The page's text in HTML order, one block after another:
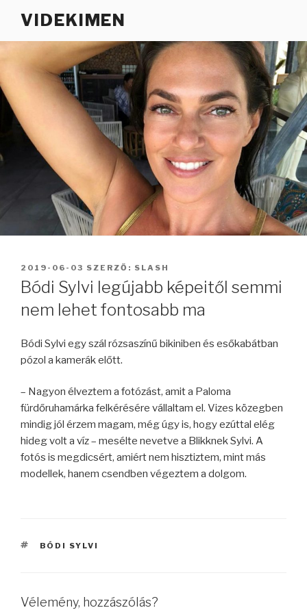
VIDEKIMEN
BEKÜLDVE:
2019-06-03 SZERZŐ: SLASH
Bódi Sylvi legújabb képeitől semmi
nem lehet fontosabb ma
Bódi Sylvi egy szál rózsaszínű bikiniben és esőkabátban
pózol a kamerák előtt.
– Nagyon élveztem a fotózást, amit a Paloma
fürdőruhamárka felkérésére vállaltam el. Vizes közegben
mindig jól érzem magam, még úgy is, hogy ezúttal elég
hideg volt a víz – mesélte nevetve a Blikknek Sylvi. A
fotós is megdicsért, amiért nem hisztiztem, mint más
modellek, hanem csendben végeztem a dolgom.
CÍMKÉK
BÓDI SYLVI
Vélemény, hozzászólás?